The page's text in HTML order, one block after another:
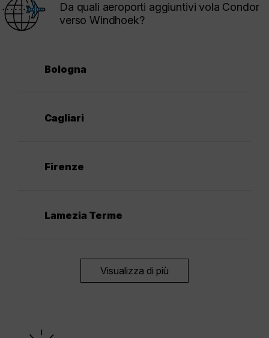
Da quali aeroporti aggiuntivi vola Condor
verso Windhoek?
Bologna
Cagliari
Firenze
Lamezia Terme
Visualizza di più